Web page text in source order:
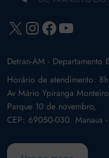
X Instagram
Facebook
Youtube
Detran-AM - Departamento
Horário de atendimento:
Av Mário Ypiranga
Parque 10 de novembro,
CEP: 69050-030. Manaus